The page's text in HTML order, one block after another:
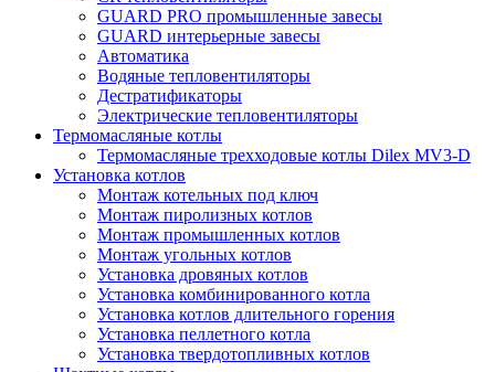
GUARD PRO промышленные завесы
GUARD интерьерные завесы
Автоматика
Водяные тепловентиляторы
Дестратификаторы
Электрические тепловентиляторы
Термомасляные котлы
Термомасляные трехходовые котлы Dilex MV3-D
Установка котлов
Монтаж котельных под ключ
Монтаж пиролизных котлов
Монтаж промышленных котлов
Монтаж угольных котлов
Установка дровяных котлов
Установка комбинированного котла
Установка котлов длительного горения
Установка пеллетного котла
Установка твердотопливных котлов